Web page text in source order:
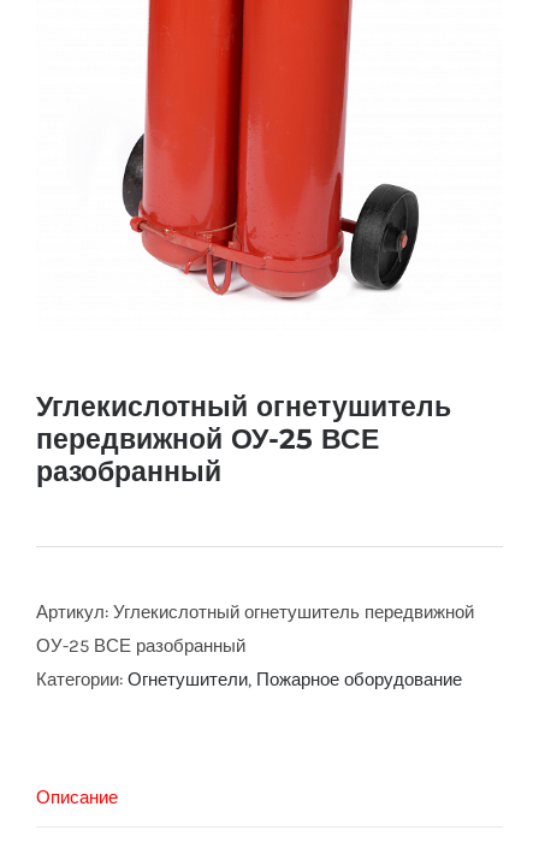
Углекислотный огнетушитель
передвижной ОУ-25 ВСЕ
разобранный
Артикул: Углекислотный огнетушитель передвижной
ОУ-25 ВСЕ разобранный
Категории: Огнетушители, Пожарное оборудование
Описание